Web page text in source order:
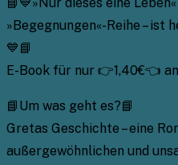
»Begegnungen«-Reihe – ist
💙📘
E-Book für nur 👉1,40€👈
📘Um was geht es?📘
Gretas Geschichte – eine
außergewöhnlichen und